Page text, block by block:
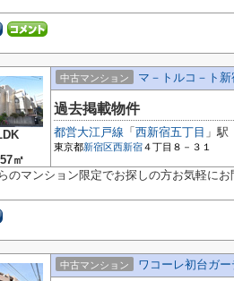
㎡
中古マンション マ－トルコ－ト
過去掲載物件
都営大江戸線 「 西新宿五丁目 」駅
東京都新宿区西新宿４丁目８－３１
のマンション限定でお探しの方お気軽に
中古マンション ワコーレ初台ガー